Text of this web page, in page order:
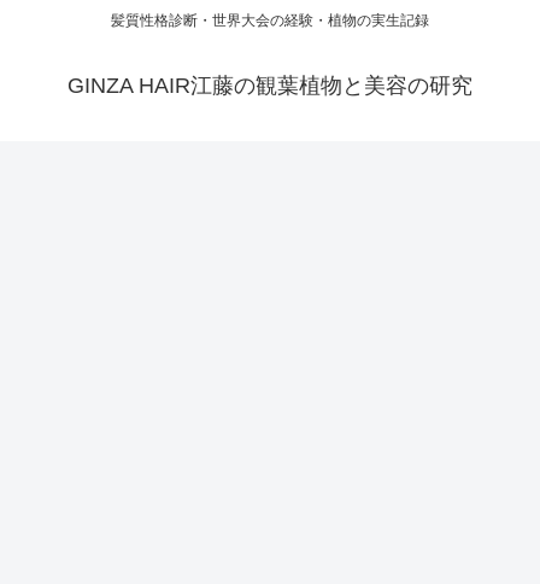
髪質性格診断・世界大会の経験・植物の実生記録
GINZA HAIR江藤の観葉植物と美容の研究